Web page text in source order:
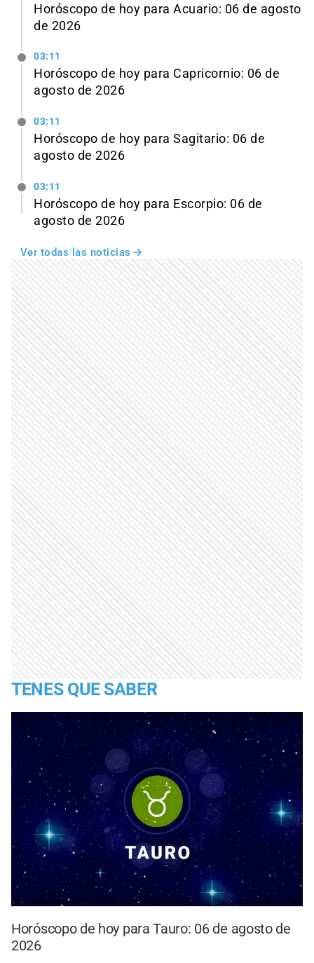
Horóscopo de hoy para Acuario: 06 de agosto
de 2026
03:11
Horóscopo de hoy para Capricornio: 06 de
agosto de 2026
03:11
Horóscopo de hoy para Sagitario: 06 de
agosto de 2026
03:11
Horóscopo de hoy para Escorpio: 06 de
agosto de 2026
Ver todas las noticias
TENES QUE SABER
Horóscopo de hoy para Tauro: 06 de agosto de
2026